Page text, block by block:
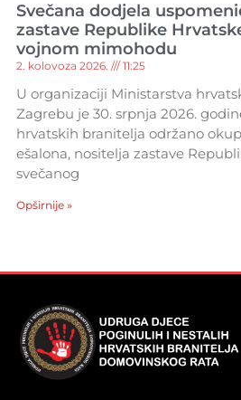
Svečana dodjela
zastave Republike
vojnom mimohodu
2. kolovoza 2026. 11:25
U organizaciji Ministarstva
Zagrebu je 30. srpnja 2026.
hrvatskih branitelja održano
ešalona, nositelja zastave
svečanog
Opširnije »